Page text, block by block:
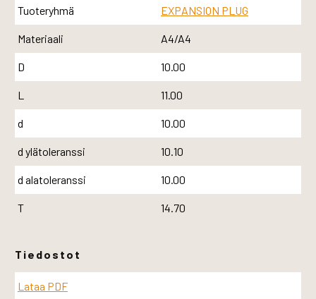
Tuoteryhmä EXPANSION PLUG
Materiaali A4/A4
D 10.00
L 11.00
d 10.00
d ylätoleranssi 10.10
d alatoleranssi 10.00
T 14.70
Tiedostot
Lataa PDF